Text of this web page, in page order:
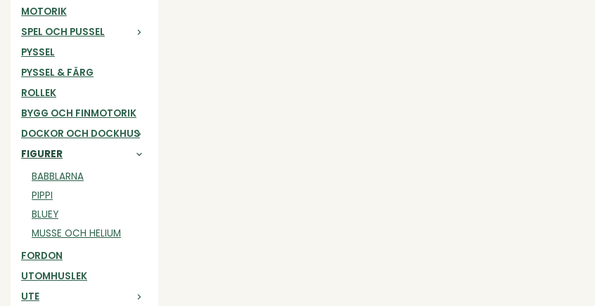
MOTORIK
SPEL OCH PUSSEL
PYSSEL
PYSSEL & FÄRG
ROLLEK
BYGG OCH FINMOTORIK
DOCKOR OCH DOCKHUS
FIGURER
BABBLARNA
PIPPI
BLUEY
MUSSE OCH HELIUM
FORDON
UTOMHUSLEK
UTE